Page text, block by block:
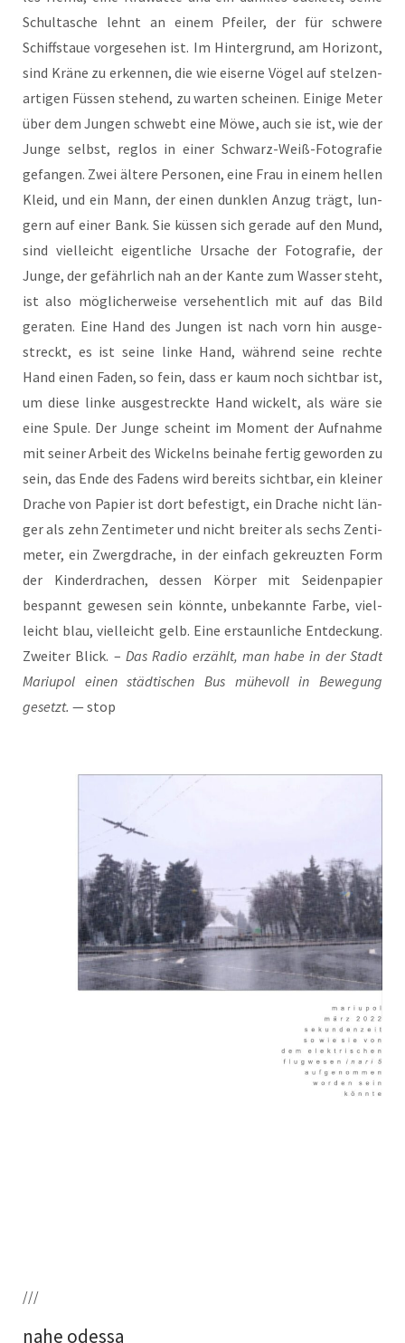
Schul­ta­sche lehnt an einem Pfei­ler, der für schwe­re
Schiffstaue vor­ge­se­hen ist. Im Hin­ter­grund, am Hori­zont,
sind Krä­ne zu erken­nen, die wie eiser­ne Vögel auf stel­zen­
ar­ti­gen Füs­sen ste­hend, zu war­ten schei­nen. Eini­ge Meter
über dem Jun­gen schwebt eine Möwe, auch sie ist, wie der
Jun­ge selbst, reg­los in einer Schwarz-Weiß-Foto­gra­fie
gefan­gen. Zwei älte­re Per­so­nen, eine Frau in einem hel­len
Kleid, und ein Mann, der einen dunk­len Anzug trägt, lun­
gern auf einer Bank. Sie küs­sen sich gera­de auf den Mund,
sind viel­leicht eigent­li­che Ursa­che der Foto­gra­fie, der
Jun­ge, der gefähr­lich nah an der Kan­te zum Was­ser steht,
ist also mög­li­cher­wei­se ver­se­hent­lich mit auf das Bild
gera­ten. Eine Hand des Jun­gen ist nach vorn hin aus­ge­
streckt, es ist sei­ne lin­ke Hand, wäh­rend sei­ne rech­te
Hand einen Faden, so fein, dass er kaum noch sicht­bar ist,
um die­se lin­ke aus­ge­streck­te Hand wickelt, als wäre sie
eine Spu­le. Der Jun­ge scheint im Moment der Auf­nah­me
mit sei­ner Arbeit des Wickelns bei­na­he fer­tig gewor­den zu
sein, das Ende des Fadens wird bereits sicht­bar, ein klei­ner
Dra­che von Papier ist dort befes­tigt, ein Dra­che nicht län­
ger als zehn Zen­ti­me­ter und nicht brei­ter als sechs Zen­ti­
me­ter, ein Zwerg­dra­che, in der ein­fach gekreuz­ten Form
der Kin­der­dra­chen, des­sen Kör­per mit Sei­den­pa­pier
bespannt gewe­sen sein könn­te, unbe­kann­te Far­be, viel­
leicht blau, viel­leicht gelb. Eine erstaun­li­che Ent­de­ckung.
Zwei­ter Blick. – Das Radio erzählt, man habe in der Stadt
Mariu­pol einen städ­ti­schen Bus mühe­voll in Bewe­gung
gesetzt. — stop
///
nahe odessa